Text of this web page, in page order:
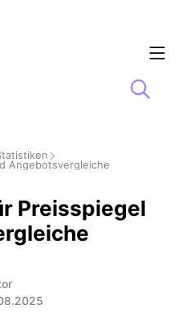
Angebotsvergleiche
Preisspiegel